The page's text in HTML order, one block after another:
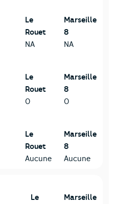
Le
Rouet
NA
Marseille
8
NA
Le
Rouet
0
Marseille
8
0
Le
Rouet
Aucune
Marseille
8
Aucune
Le Marseille